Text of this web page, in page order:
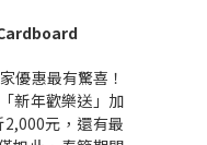
優惠最有驚喜！
新年歡樂送」加
元，還有最